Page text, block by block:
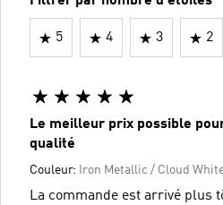
5 4 3 2
Le meilleur prix possible
qualité
Couleur: Iron Metallic / Cloud
La commande est arrivé plus